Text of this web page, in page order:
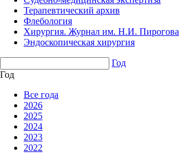
Терапевтический архив
Флебология
Хирургия. Журнал им. Н.И. Пирогова
Эндоскопическая хирургия
Год
Год
Все года
2026
2025
2024
2023
2022